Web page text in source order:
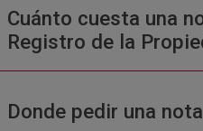
Cuánto cuesta una
Registro de la
Donde pedir una